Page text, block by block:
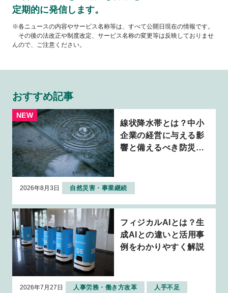
定期的に発信します。
※各ニュースの内容やサービス名称等は、すべて公開日現在の情報です。
その後の法改正や制度改定、サービス名称の変更等は反映しておりませ
んので、ご注意ください。
おすすめ記事
線状降水帯とは？中小
企業の経営に与える影
響と備えるべき防災・
2026年8月3日 自然災害・事業継続
フィジカルAIとは？生
成AIとの違いと活用事
例をわかりやすく解説
2026年7月27日 人事労務・働き方改革 人手不足